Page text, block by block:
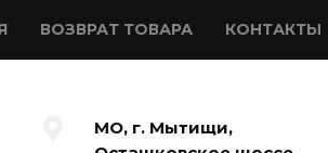
ВОЗВРАТ ТОВАРА КОНТАКТЫ
МО, г. Мытищи,